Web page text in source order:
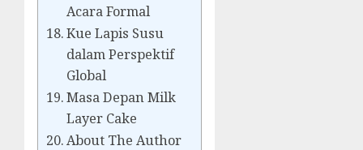
Acara Formal
Kue Lapis Susu
dalam Perspektif
Global
Masa Depan Milk
Layer Cake
About The Author